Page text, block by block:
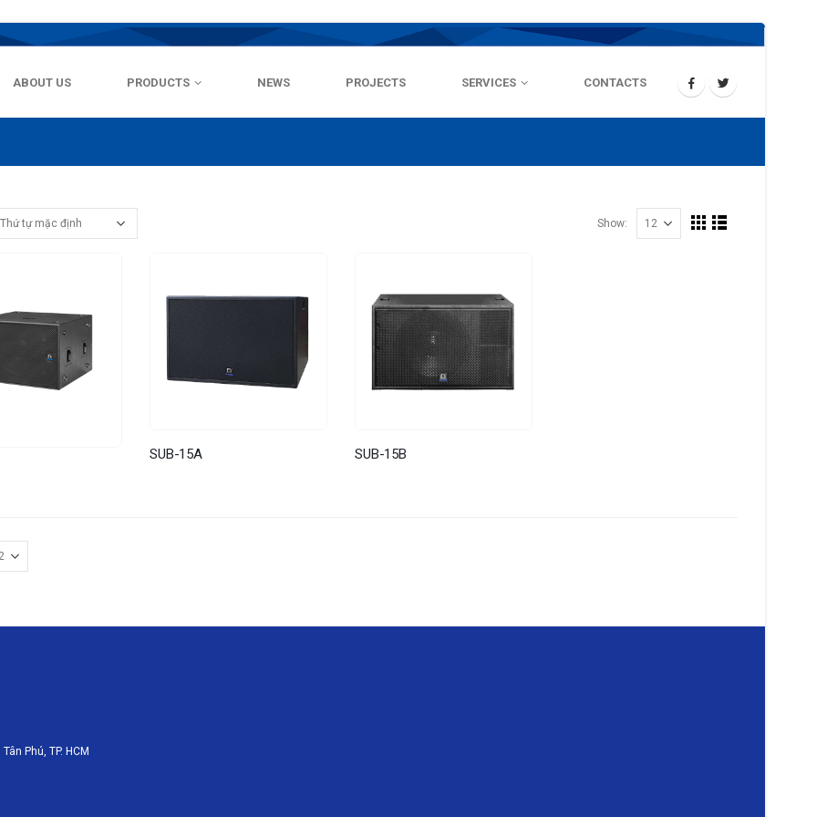
ABOUT US PRODUCTS NEWS PROJECTS SERVICES CONTACTS
Show:
SUB-15A SUB-15B
Phú, TP. HCM